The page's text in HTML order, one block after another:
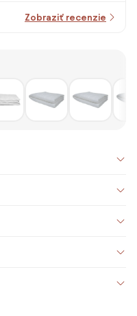
Zobraziť recenzie